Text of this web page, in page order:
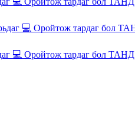
💻 Оройтож тардаг бол ТАНД